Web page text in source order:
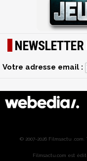
Votre adresse email :
© 2007-2026 Filmsactu
Filmsactu .com est